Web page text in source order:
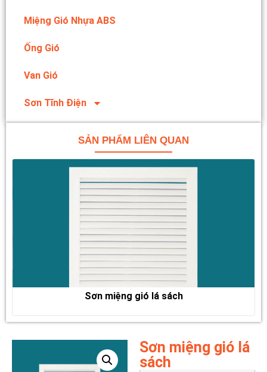
Miệng Gió Nhựa ABS
Ống Gió
Van Gió
Sơn Tĩnh Điện
SẢN PHẨM LIÊN QUAN
Sơn miệng gió lá sách
Sơn miệng gió lá
sách